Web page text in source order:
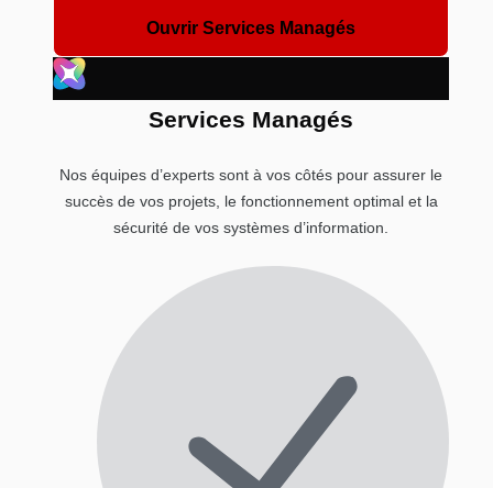
Ouvrir Services Managés
Services Managés
Nos équipes d’experts sont à vos côtés pour assurer le
succès de vos projets, le fonctionnement optimal et la
sécurité de vos systèmes d’information.